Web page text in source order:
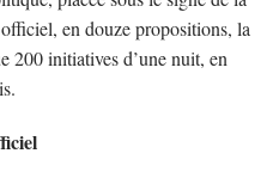
en douze propositions, la
200 initiatives d’une nuit, en